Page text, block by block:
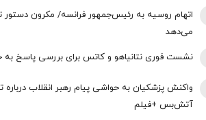
اتهام روسیه به رئیس‌جمهور فرانسه/ مکرون دستور
می‌دهد
نشست فوری نتانیاهو و کاتس برای بررسی پاسخ به
واکنش پزشکیان به حواشی پیام رهبر انقلاب درباره
آتش‌بس +فیلم